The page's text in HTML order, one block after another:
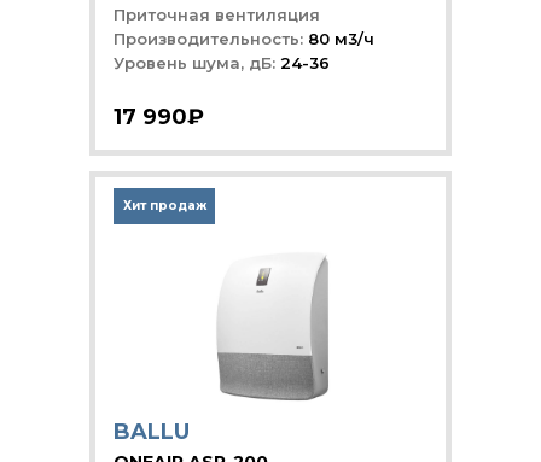
17 990₽
Приточная вентиляция
Производительность: 80 м3/ч
Уровень шума, дБ: 24-36
BALLU
Хит продаж